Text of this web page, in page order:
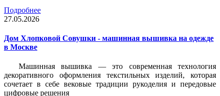
Подробнее
27.05.2026
Дом Хлопковой Совушки - машинная вышивка на одежде
в Москве
Машинная вышивка — это современная технология
декоративного оформления текстильных изделий, которая
сочетает в себе вековые традиции рукоделия и передовые
цифровые решения